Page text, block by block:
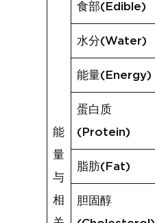
能
量
与
相
食部(Edible)
水分(Water)
能量(Energy)
蛋白质
(Protein)
脂肪(Fat)
胆固醇